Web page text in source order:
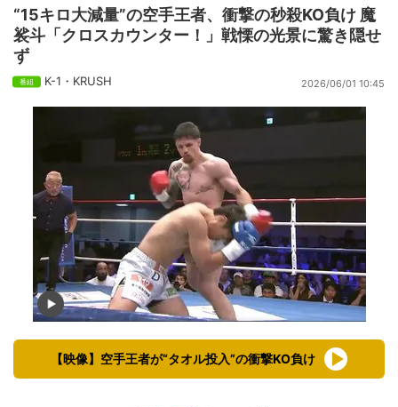
“15キロ大減量”の空手王者、衝撃の秒殺KO負け 魔
裟斗「クロスカウンター！」戦慄の光景に驚き隠せ
ず
K-1・KRUSH 2026/06/01 10:45
【映像】空手王者が“タオル投入”の衝撃KO負け